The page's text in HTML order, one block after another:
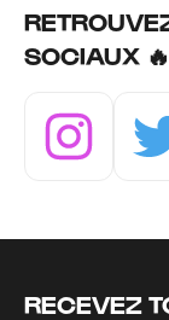
SOCIAUX 🔥
RECEVEZ